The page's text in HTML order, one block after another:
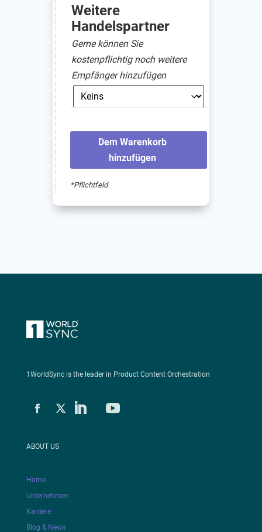
Weitere
Handelspartner
Gerne können Sie
kostenpflichtig noch weitere
Empfänger hinzufügen
Dem Warenkorb
hinzufügen
*Pflichtfeld
1WorldSync is the leader in Product Content Orchestration
ABOUT US
Home
Unternehmen
Karriere
Blog & News